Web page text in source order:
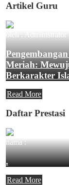
Artikel Guru
oleh : Administrator
Meriah:
Berkarakter
Read More
Daftar Prestasi
nama :
.
Read More